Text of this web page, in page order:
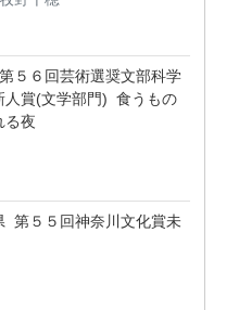
５６回芸術選奨文部科学
人賞(文学部門) 食うもの
る夜
第５５回神奈川文化賞未